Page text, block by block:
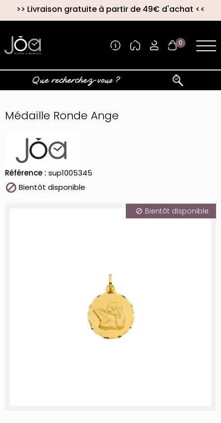
>> Livraison gratuite à partir de 49€ d'achat <<
0
Médaille Ronde Ange
Référence : sup1005345
 Bientôt disponible
Bientôt disponible